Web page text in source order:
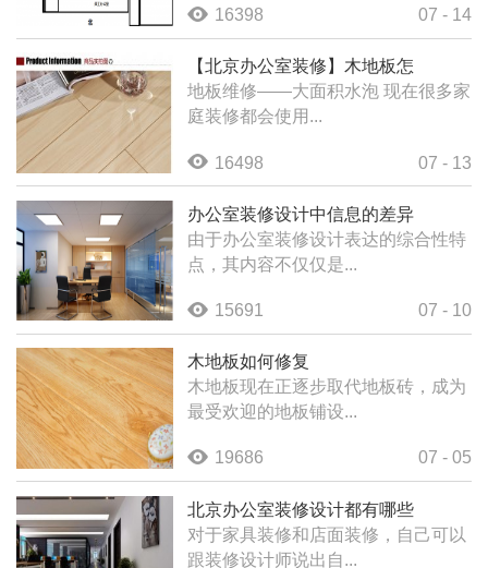
16398 07 - 14
【北京办公室装修】木地板怎
地板维修——大面积水泡 现在很多家
庭装修都会使用...
16498 07 - 13
办公室装修设计中信息的差异
由于办公室装修设计表达的综合性特
点，其内容不仅仅是...
15691 07 - 10
木地板如何修复
木地板现在正逐步取代地板砖，成为
最受欢迎的地板铺设...
19686 07 - 05
北京办公室装修设计都有哪些
对于家具装修和店面装修，自己可以
跟装修设计师说出自...